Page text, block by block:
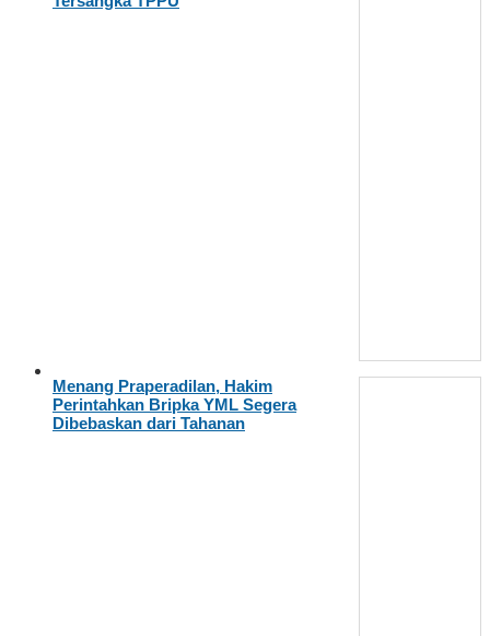
Menang Praperadilan, Hakim
Perintahkan Bripka YML Segera
Dibebaskan dari Tahanan